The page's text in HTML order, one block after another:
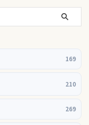
169
210
269